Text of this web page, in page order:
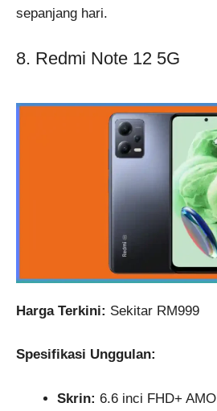
sepanjang hari.
8. Redmi Note 12 5G
Harga Terkini: Sekitar RM999
Spesifikasi Unggulan:
Skrin: 6.6 inci FHD+